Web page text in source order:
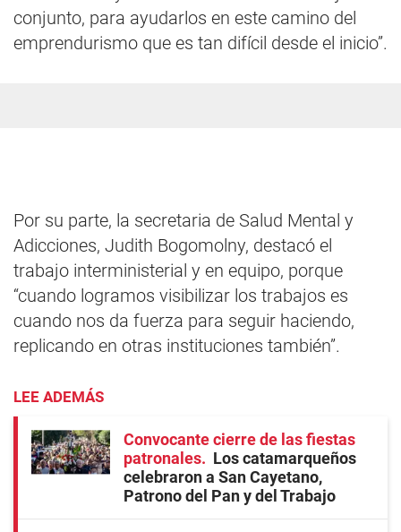
conjunto, para ayudarlos en este camino del
emprendurismo que es tan difícil desde el inicio”.
Por su parte, la secretaria de Salud Mental y
Adicciones, Judith Bogomolny, destacó el
trabajo interministerial y en equipo, porque
“cuando logramos visibilizar los trabajos es
cuando nos da fuerza para seguir haciendo,
replicando en otras instituciones también”.
LEE ADEMÁS
Convocante cierre de las fiestas
patronales
Los catamarqueños
celebraron a San Cayetano,
Patrono del Pan y del Trabajo